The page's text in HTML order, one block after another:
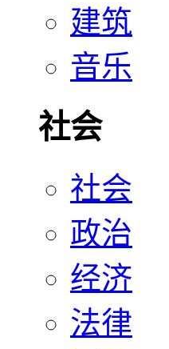
建筑
音乐
社会
社会
政治
经济
法律